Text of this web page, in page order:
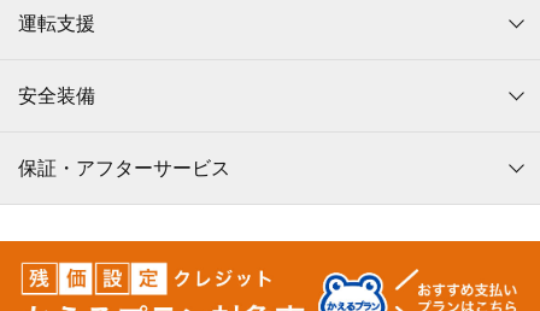
運転支援
安全装備
保証・アフターサービス